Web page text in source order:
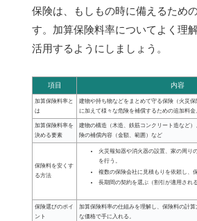
保険は、もしもの時に備えるため
す。加算保険料率についてよく理
活用するようにしましょう。
項目 内容
加算保険料率と
は
建物や持ち物などをまとめて守る保険（火災
に加えて様々な危険を補償するための追加料金
加算保険料率を
決める要素
建物の構造（木造、鉄筋コンクリート造など
険の補償内容（金額、範囲）など
保険料を安くす
る方法
火災報知器や消火器の設置、家の周り
を行う。
複数の保険会社に見積もりを依頼し、
長期間の契約を選ぶ（割引が適用され
保険選びのポイ
ント
加算保険料率の仕組みを理解し、保険料の計
な価格で手に入れる。